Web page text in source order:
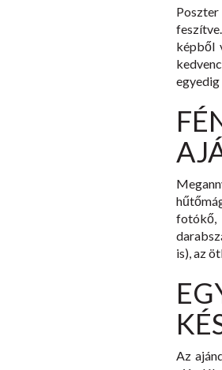
képből
is), az
Az